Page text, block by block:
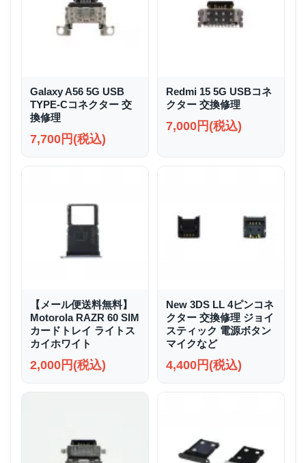
Galaxy A56 5G USB
TYPE-Cコネクター 交
換修理
7,700円(税込)
Redmi 15 5G USBコネ
クター 交換修理
7,000円(税込)
【メール便送料無料】
Motorola RAZR 60 SIM
カードトレイ ライトス
カイホワイト
2,000円(税込)
New 3DS LL 4ピンコネ
クター 交換修理 ジョイ
スティック 電源ボタン
マイクなど
4,400円(税込)